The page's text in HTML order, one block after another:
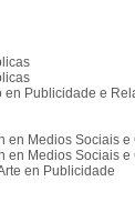
Publicidade e
en Medios Sociais
en Medios Sociais
en Publicidade